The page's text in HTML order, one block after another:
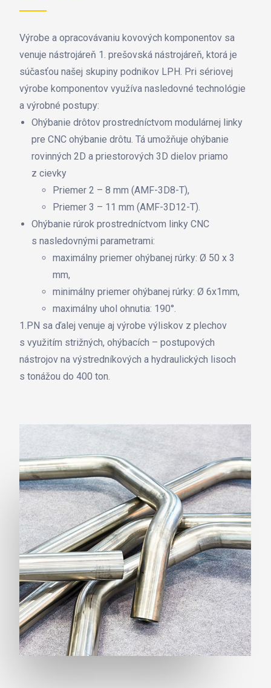
Výrobe a opracovávaniu kovových komponentov sa
venuje nástrojáreň 1. prešovská nástrojáreň, ktorá je
súčasťou našej skupiny podnikov LPH. Pri sériovej
výrobe komponentov využíva nasledovné technológie
a výrobné postupy:
Ohýbanie drôtov prostredníctvom modulárnej linky
pre CNC ohýbanie drôtu. Tá umožňuje ohýbanie
rovinných 2D a priestorových 3D dielov priamo
z cievky
Priemer 2 – 8 mm (AMF-3D8-T),
Priemer 3 – 11 mm (AMF-3D12-T).
Ohýbanie rúrok prostredníctvom linky CNC
s nasledovnými parametrami:
maximálny priemer ohýbanej rúrky: Ø 50 x 3
mm,
minimálny priemer ohýbanej rúrky: Ø 6x1mm,
maximálny uhol ohnutia: 190°.
1.PN sa ďalej venuje aj výrobe výliskov z plechov
s využitím strižných, ohýbacích – postupových
nástrojov na výstredníkových a hydraulických lisoch
s tonážou do 400 ton.